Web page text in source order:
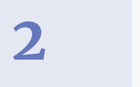
2